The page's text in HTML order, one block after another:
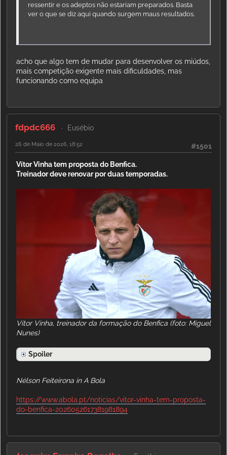
ressentir e os adeptos não estariam preparados. Basta
ver o que se diz aqui quando surgem maus resultados.
acho que algo tem de mudar para desenvolver os miúdos,
mais competição exigente mais dificuldades, mas
funcionando como equipa
fdpdc666 Eusébio
#1501
26 de Maio de 2026, 18:52
Vítor Vinha tem proposta do Benfica.
Treinador deve renovar por duas temporadas.
Vítor Vinha, treinador da formação do Benfica (foto: Miguel
Nunes)
Spoiler
Nélson Feiteirona in A Bola
https://www.abola.pt/noticias/vitor-vinha-tem-proposta-
do-benfica-2026052617381981894